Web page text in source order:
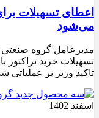
اعطای تسهیلات
می‌شود
مدیرعامل گروه صنعتی
تسهیلات خرید تراکتور
تاکید وزیر بر
اسفند 1402